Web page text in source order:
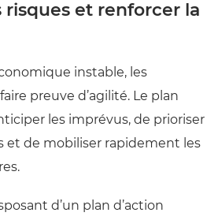
et renforcer la
instable, les
preuve d’agilité. Le plan
les imprévus, de prioriser
et de mobiliser rapidement les
d’un plan d’action